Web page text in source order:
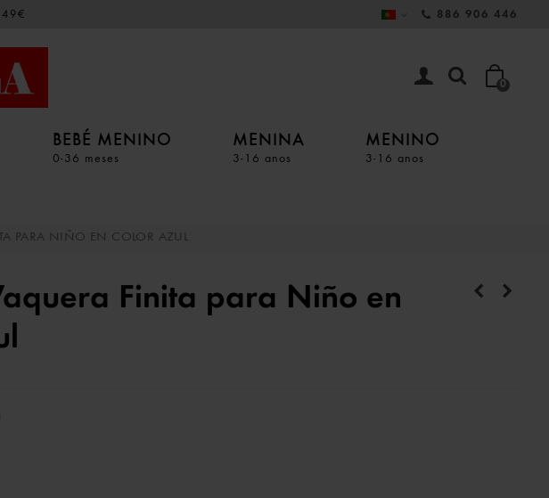
49€ 886 906 446
0
BEBÉ MENINO
0-36 meses
MENINA
3-16 anos
MENINO
3-16 anos
PARA NIÑO EN COLOR AZUL
Finita para Niño en